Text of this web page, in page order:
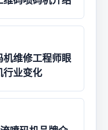
机维修工程师眼
行业变化